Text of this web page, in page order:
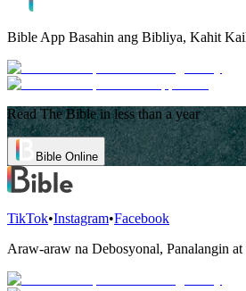
Bible App Basahin ang Bibliya, Kahit
Read The Bible in less than a year
Bible Online
TikTok•Instagram•Facebook
Araw-araw na Debosyonal, Panalangin at